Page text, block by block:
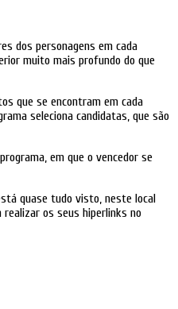
dos personagens em cada
muito mais profundo do que
que se encontram em cada
seleciona candidatas, que são
em que o vencedor se
quase tudo visto, neste local
os seus hiperlinks no